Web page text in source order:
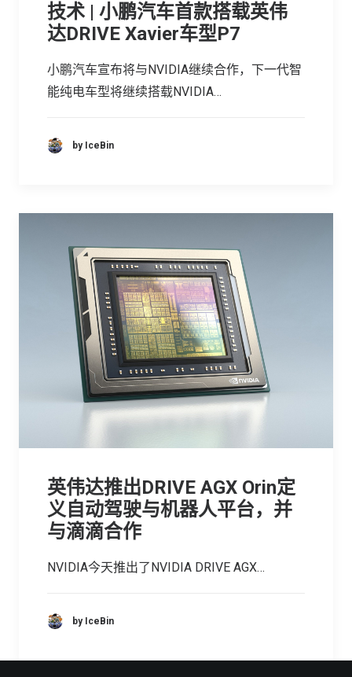
技术 | 小鹏汽车首款搭载英伟
达DRIVE Xavier车型P7
小鹏汽车宣布将与NVIDIA继续合作，下一代智
能纯电车型将继续搭载NVIDIA…
by IceBin
英伟达推出DRIVE AGX Orin定
义自动驾驶与机器人平台，并
与滴滴合作
NVIDIA今天推出了NVIDIA DRIVE AGX…
by IceBin